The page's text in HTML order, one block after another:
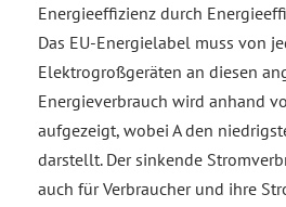
Energieeffizienz durch
Das EU-Energielabel muss von
Elektrogroßgeräten an diesen
Energieverbrauch wird anhand
aufgezeigt, wobei A den
darstellt. Der sinkende
auch für Verbraucher und ihre